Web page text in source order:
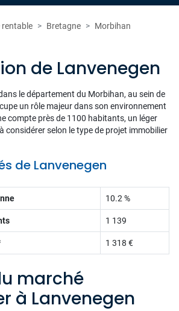
rentable Bretagne
Morbihan
de Lanvenegen
le département du Morbihan, au sein de
un rôle majeur dans son environnement
compte près de 1100 habitants, un léger
considérer selon le type de projet immobilier
de Lanvenegen
10.2 %
1 139
1 318 €
marché
à Lanvenegen